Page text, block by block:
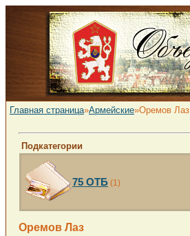
Главная страница»Армейские»Оремов Лаз
Подкатегории
75 ОТБ (1)
Оремов Лаз